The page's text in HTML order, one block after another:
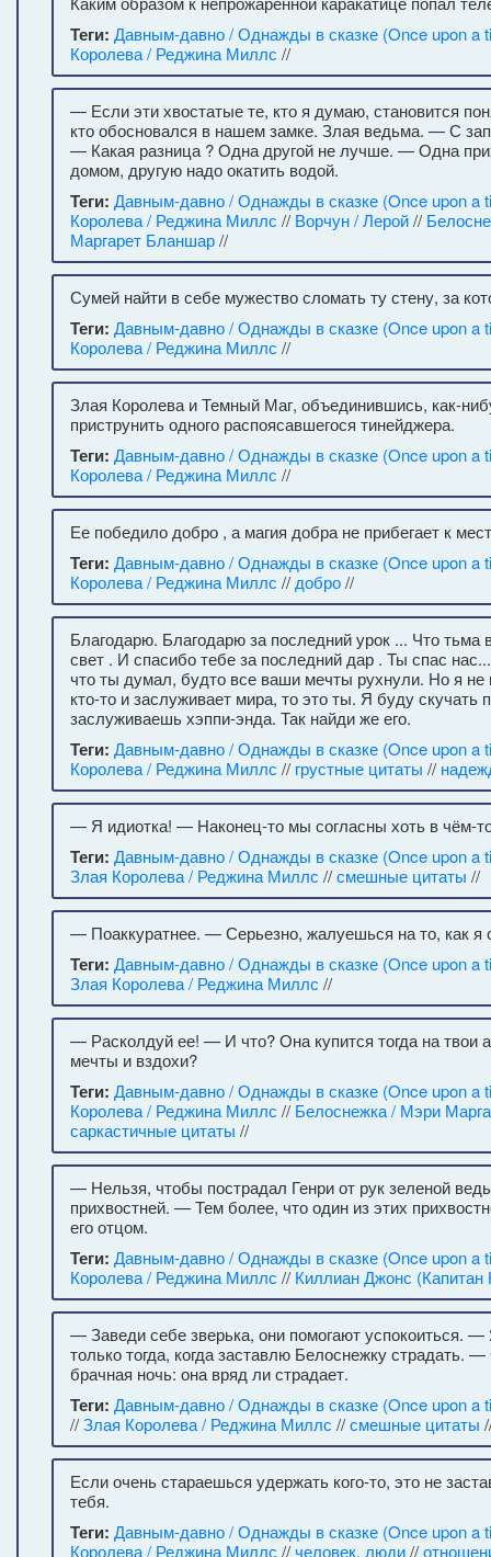
Теги: Давным-давно / Однажды в сказке (Once upon a
Королева / Реджина Миллс //
— Если эти хвостатые те, кто я думаю, становится
кто обосновался в нашем замке. Злая ведьма. — С
— Какая разница ? Одна другой не лучше. — Одна
домом, другую надо окатить водой.
Теги: Давным-давно / Однажды в сказке (Once upon a
Королева / Реджина Миллс // Ворчун / Лерой//
Маргарет Бланшар//
Сумей найти в себе мужество сломать ту стену, за
Теги: Давным-давно / Однажды в сказке (Once upon a
Королева / Реджина Миллс //
Злая Королева и Темный Маг, объединившись, как-
приструнить одного распоясавшегося тинейджера.
Теги: Давным-давно / Однажды в сказке (Once upon a
Королева / Реджина Миллс //
Ее победило добро , а магия добра не прибегает к
Теги: Давным-давно / Однажды в сказке (Once upon a
Королева / Реджина Миллс // добро//
Благодарю. Благодарю за последний урок ... Что тьма
свет . И спасибо тебе за последний дар . Ты спас
что ты думал, будто все ваши мечты рухнули. Но я не
кто-то и заслуживает мира, то это ты. Я буду скучать
заслуживаешь хэппи-энда. Так найди же его.
Теги: Давным-давно / Однажды в сказке (Once upon a
Королева / Реджина Миллс // грустные цитаты //
— Я идиотка! — Наконец-то мы согласны хоть в чём-
Теги: Давным-давно / Однажды в сказке (Once upon a
Злая Королева / Реджина Миллс //смешные цитаты //
— Поаккуратнее. — Серьезно, жалуешься на то, как я
Теги: Давным-давно / Однажды в сказке (Once upon a
Злая Королева / Реджина Миллс //
— Расколдуй ее! — И что? Она купится тогда на твои
мечты и вздохи?
Теги: Давным-давно / Однажды в сказке (Once upon a
Королева / Реджина Миллс // Белоснежка / Мэри
саркастичные цитаты //
— Нельзя, чтобы пострадал Генри от рук зеленой
прихвостней. — Тем более, что один из этих
его отцом.
Теги: Давным-давно / Однажды в сказке (Once upon a
Королева / Реджина Миллс // Киллиан Джонс (Капитан
— Заведи себе зверька, они помогают успокоиться. —
только тогда, когда заставлю Белоснежку страдать.
брачная ночь: она вряд ли страдает.
Теги: Давным-давно / Однажды в сказке (Once upon a
//Злая Королева / Реджина Миллс //смешные цитаты
Если очень стараешься удержать кого-то, это не
тебя.
Теги: Давным-давно / Однажды в сказке (Once upon a
Королева / Реджина Миллс //человек, люди//